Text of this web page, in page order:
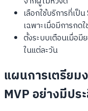
เลือกใช้บริการที่เป็
เฉพาะเมื่อมีการกดใ
ตั้งระบบเตือนเมื่อมี
ในแต่ละวัน
แผนการเตรียม
MVP อย่างมีปร